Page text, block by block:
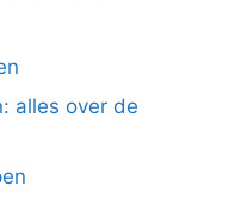
alles over de